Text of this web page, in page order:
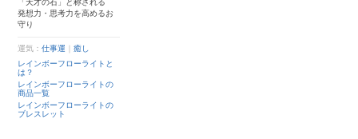
発想力・思考力を高めるお
守り
運気：仕事運 ｜癒し
レインボーフローライトと
は？
レインボーフローライトの
商品一覧
レインボーフローライトの
ブレスレット